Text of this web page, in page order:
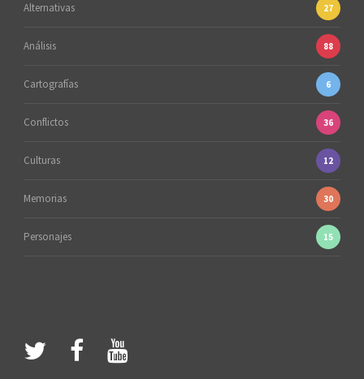
Alternativas 27
Análisis 88
Cartografías 6
Conflictos 36
Culturas 12
Memorias 30
Personajes 15